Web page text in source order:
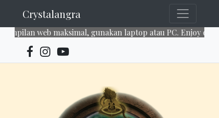
Crystalangra
web maksimal, gunakan laptop atau PC. Enjoy our